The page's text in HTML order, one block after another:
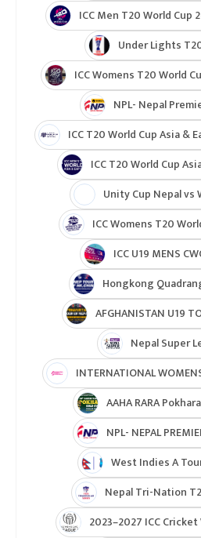
ICC Men T20 World Cup
Under Lights
ICC Womens T20 World
NPL- Nepal
ICC T20 World Cup Asia &
ICC T20 World Cup
Unity Cup Nepal vs
ICC Womens T20
ICC U19 MENS
Hongkong
AFGHANISTAN U19
Nepal Super
INTERNATIONAL
AAHA RARA
NPL- NEPAL
West Indies A
Nepal Tri-Nation
2023–2027 ICC